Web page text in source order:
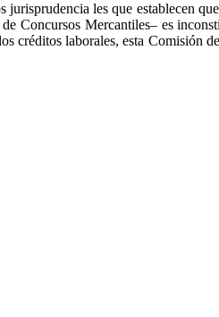
les que establecen
Concursos Mercantiles– es
créditos laborales, esta Comisión